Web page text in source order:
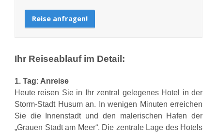
Reise anfragen!
Ihr Reiseablauf im Detail:
1. Tag: Anreise
Heute reisen Sie in Ihr zentral gelegenes Hotel in der
Storm-Stadt Husum an. In wenigen Minuten erreichen
Sie die Innenstadt und den malerischen Hafen der
„Grauen Stadt am Meer“. Die zentrale Lage des Hotels